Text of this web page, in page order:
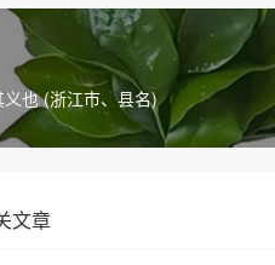
也 (浙江市、县名)
文章